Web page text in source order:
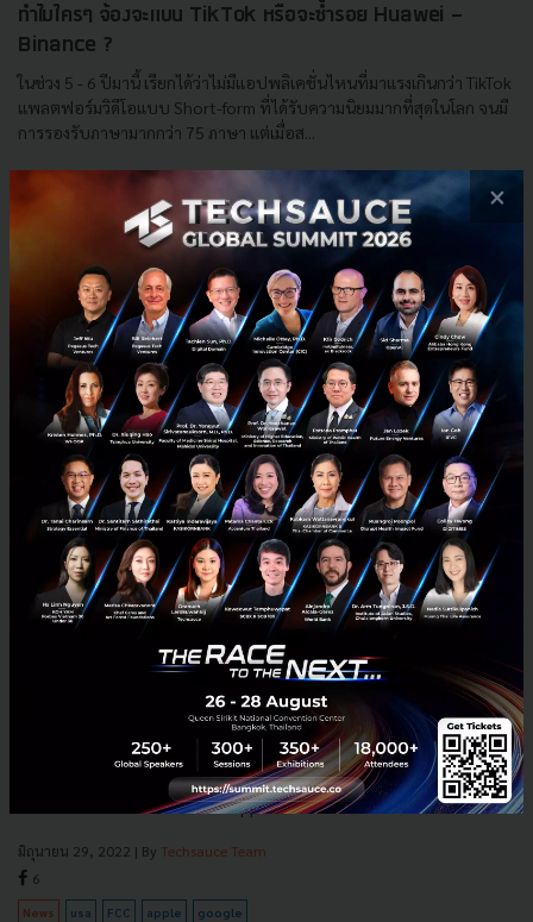
ทำไมใครๆ จ้องจะแบน TikTok หรือจะซ้ำรอย Huawei -
Binance ?
ในช่วง 5 - 6 ปีมานี้ เรียกได้ว่าไม่มีแอปพลิเคชั่นไหนที่มาแรงเกินกว่า TikTok
แพลตฟอร์มวิดีโอแบบ Short-form ที่ได้รับความนิยมมากที่สุดในโลก จนมี
การรองรับภาษามากกว่า 75 ภาษา แต่เมื่อส...
กรกฎาคม 6, 2022| ByTechsauce Team
fcc apple tiktok google
หน่วยงานกำกับดูแลกิจการการสื่อสารสหรัฐฯ บีบ
Apple,Google ถอด Tiktok จากแอพสโตร์ ชี้เป็นภัยความ
Brendan Carr กรรมาธิการคณะกรรมการกลางกำกับดูแลกิจการสื่อสาร ส่ง
จดหมายถึง Tim Cook และ Sundar Pichai รายงานการพัฒนาแอพลิเคชัน
Tiktok ที่ไม่เป็นไปตามนโยบาย App Store ของทั้งสองบริษัท...
มิถุนายน 29, 2022 | By Techsauce Team
6
News usa FCC apple google
×